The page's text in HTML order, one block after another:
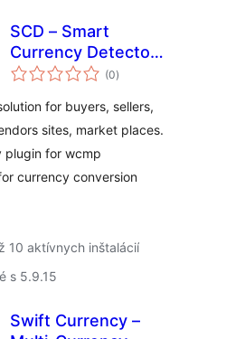
SCD – Smart
Currency Detector
– Premium Variant
(0celkové
hodnotenie
)
for buyers, sellers,
sites, market places.
plugin for wcmp
currency conversion
10 aktívnych inštalácií
s 5.9.15
Swift Currency –